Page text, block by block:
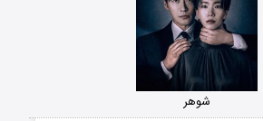
شوهر